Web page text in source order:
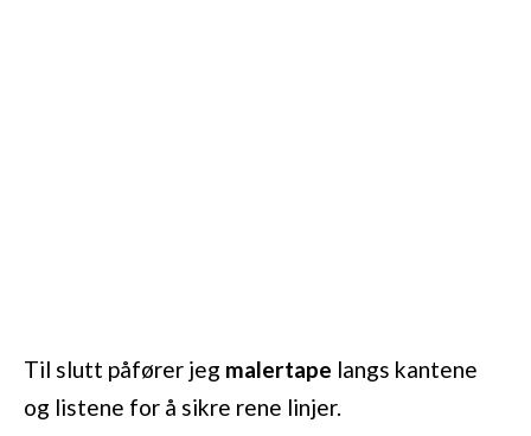
Til slutt påfører jeg malertape langs kantene
og listene for å sikre rene linjer.